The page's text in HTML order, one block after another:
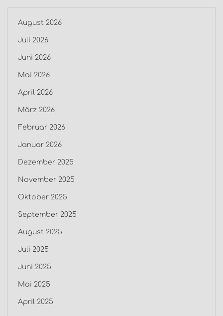
August 2026
Juli 2026
Juni 2026
Mai 2026
April 2026
März 2026
Februar 2026
Januar 2026
Dezember 2025
November 2025
Oktober 2025
September 2025
August 2025
Juli 2025
Juni 2025
Mai 2025
April 2025